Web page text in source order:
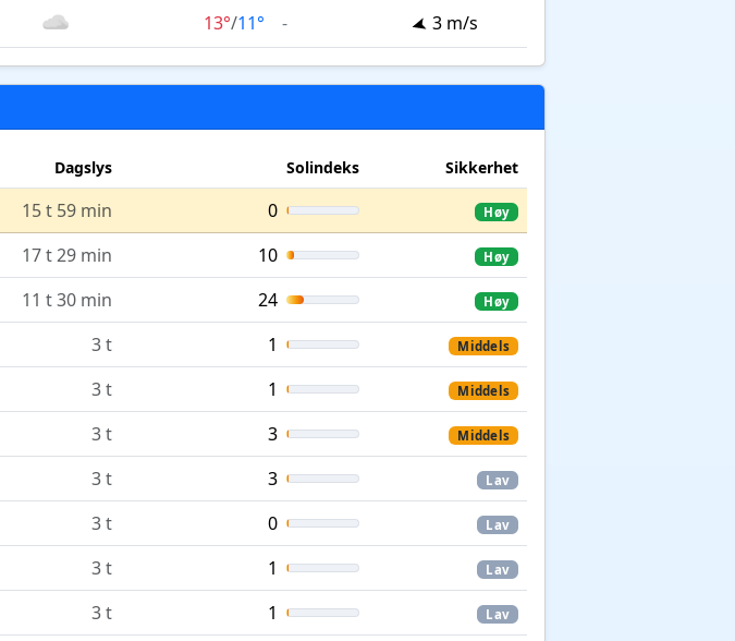
13°/11° - 3 m/s
Dagslys Solindeks Sikkerhet
15 t 59 min 0 Høy
17 t 29 min 10 Høy
11 t 30 min 24 Høy
3 t 1 Middels
3 t 1 Middels
3 t 3 Middels
3 t 3 Lav
3 t 0 Lav
3 t 1 Lav
3 t 1 Lav